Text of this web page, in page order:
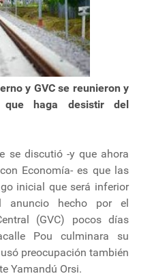
y GVC se reunieron y
que haga desistir del
se discutió -y que ahora
Economía- es que las
inicial que será inferior
anuncio hecho por el
(GVC) pocos días
Pou culminara su
preocupación también
Yamandú Orsi.